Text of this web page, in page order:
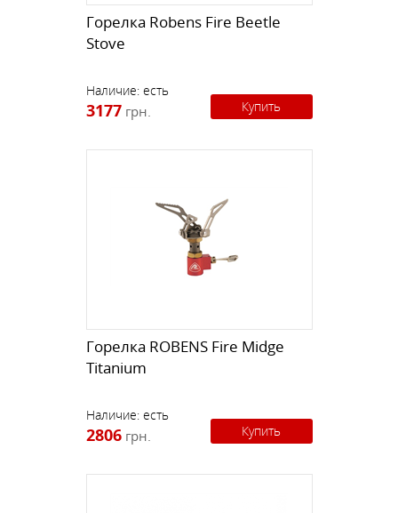
Горелка Robens Fire Beetle
Stove
Наличие: есть
3177 грн. Купить
Горелка ROBENS Fire Midge
Titanium
Наличие: есть
2806 грн. Купить